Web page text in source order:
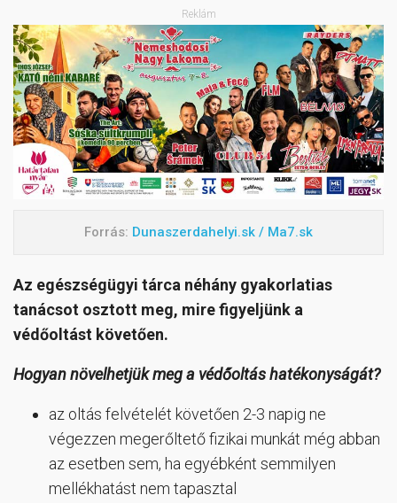
Reklám
Forrás: Dunaszerdahelyi.sk / Ma7.sk
Az egészségügyi tárca néhány gyakorlatias
tanácsot osztott meg, mire figyeljünk a
védőoltást követően.
Hogyan növelhetjük meg a védőoltás hatékonyságát?
az oltás felvételét követően 2-3 napig ne
végezzen megerőltető fizikai munkát még abban
az esetben sem, ha egyébként semmilyen
mellékhatást nem tapasztal